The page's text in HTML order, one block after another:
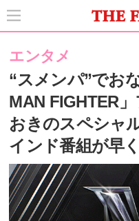
エンタメ
“スメンパ”でお
MAN FIGHTER
おきのスペシャ
インド番組が早